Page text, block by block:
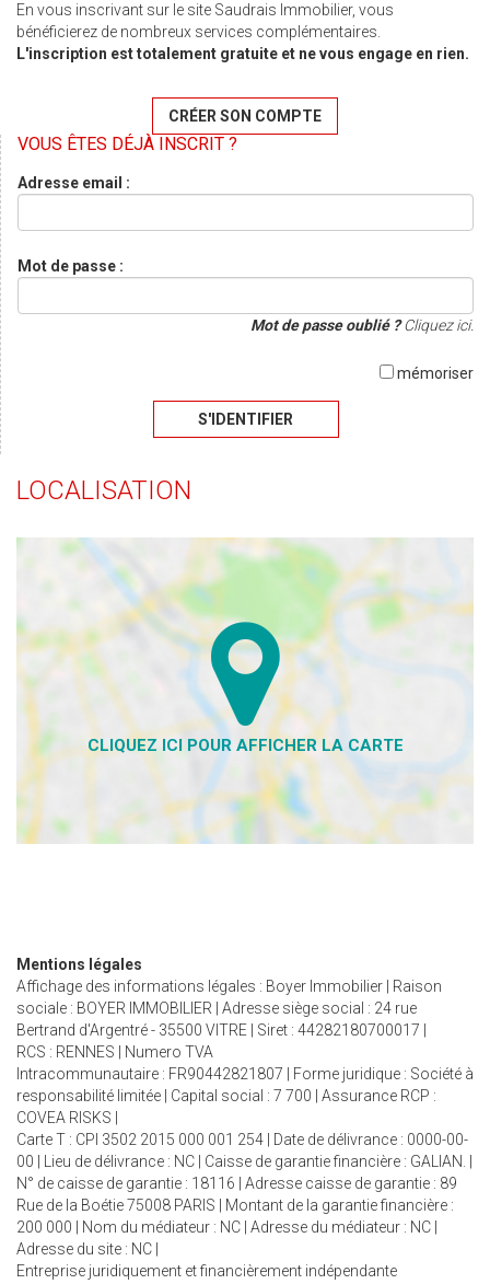
En vous inscrivant sur le site Saudrais Immobilier, vous
bénéficierez de nombreux services complémentaires.
L'inscription est totalement gratuite et ne vous engage en rien.
CRÉER SON COMPTE
VOUS ÊTES DÉJÀ INSCRIT ?
Adresse email :
Mot de passe :
Mot de passe oublié ?Cliquez ici.
mémoriser
S'IDENTIFIER
LOCALISATION
Mentions légales
Affichage des informations légales : Boyer Immobilier | Raison
sociale : BOYER IMMOBILIER | Adresse siège social : 24 rue
Bertrand d'Argentré - 35500 VITRE | Siret : 44282180700017 |
RCS : RENNES | Numero TVA
Intracommunautaire : FR90442821807 | Forme juridique : Société à
responsabilité limitée | Capital social : 7 700 | Assurance RCP :
COVEA RISKS |
Carte T : CPI 3502 2015 000 001 254 | Date de délivrance : 0000-00-
00 | Lieu de délivrance : NC | Caisse de garantie financière : GALIAN. |
N° de caisse de garantie : 18116 | Adresse caisse de garantie : 89
Rue de la Boétie 75008 PARIS | Montant de la garantie financière :
200 000 | Nom du médiateur : NC | Adresse du médiateur : NC |
Adresse du site : NC |
Entreprise juridiquement et financièrement indépendante